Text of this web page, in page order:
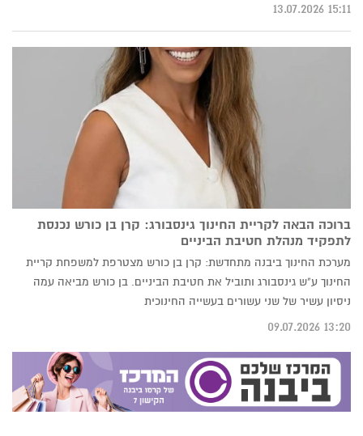
15:11 13.07.2026
ברוכה הבאה לקריית החינוך גינסבורג: קרן בן כורש נכנסת
לתפקיד מנהלת חטיבת הביניים
מערכת החינוך ביבנה מתחדשת: קרן בן כורש מצטרפת למשפחת קריית
החינוך ע"ש גינסבורג ותוביל את חטיבת הביניים. בן כורש מביאה עמה
ניסיון עשיר של שני עשורים בעשייה החינוכית
13:20 09.07.2026